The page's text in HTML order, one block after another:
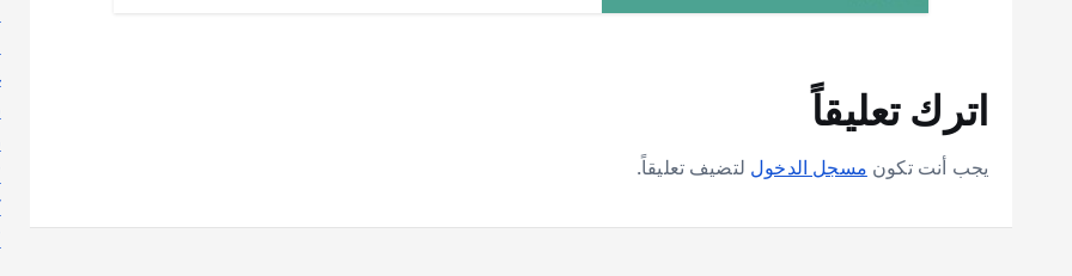
اترك تعليقاً
يجب أنت تكون مسجل الدخول لتضيف تعليقاً.